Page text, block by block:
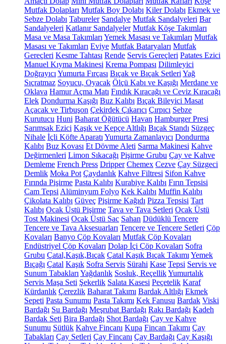
Mutfak Dolapları Mutfak Boy Dolabı Kiler Dolabı Ekmek ve
Sebze Dolabı Tabureler Sandalye Mutfak Sandalyeleri Bar
Sandalyeleri Katlanır Sandalyeler Mutfak Köşe Takımları
Masa ve Masa Takımları Yemek Masası ve Takımları Mutfak
Masası ve Takımları Eviye Mutfak Bataryaları Mutfak
Gereçleri Kesme Tahtası Rende Servis Gereçleri Patates Ezici
Manuel Kıyma Makinesi Krema Pompası Dilimleyici
Doğrayıcı Yumurta Fırçası Bıçak ve Bıçak Setleri Yağ
Sıçratmaz Soyucu, Oyacak Ölçü Kabı ve Kaşığı Merdane ve
Oklava Hamur Açma Matı Fındık Kıracağı ve Ceviz Kıracağı
Elek Dondurma Kaşığı Buz Kalıbı Bıçak Bileyici Masat
Açacak ve Tirbuşon Çekirdek Çıkarıcı Çırpıcı Sebze
Kurutucu Huni Baharat Öğütücü Havan Hamburger Presi
Sarımsak Ezici Kaşık ve Kepçe Altlığı Bıçak Standı Süzgeç
Nihale İçli Köfte Aparatı Yumurta Zamanlayıcı Dondurma
Kalıbı Buz Kovası Et Dövme Aleti Sarma Makinesi Kahve
Değirmenleri Limon Sıkacağı Pişirme Grubu Çay ve Kahve
Demleme French Press Dripper Chemex Cezve Çay Süzgeci
Demlik Moka Pot Çaydanlık Kahve Filtresi Sifon Kahve
Fırında Pişirme Pasta Kalıbı Kurabiye Kalıbı Fırın Tepsisi
Cam Tepsi Alüminyum Folyo Kek Kalıbı Muffin Kalıbı
Çikolata Kalıbı Güveç Pişirme Kağıdı Pizza Tepsisi Tart
Kalıbı Ocak Üstü Pişirme Tava ve Tava Setleri Ocak Üstü
Tost Makinesi Ocak Üstü Sac Sahan Düdüklü Tencere
Tencere ve Tava Aksesuarları Tencere ve Tencere Setleri Çöp
Kovaları Banyo Çöp Kovaları Mutfak Çöp Kovaları
Endüstriyel Çöp Kovaları Dolap İçi Çöp Kovaları Sofra
Grubu Çatal,Kaşık,Bıçak Çatal Kaşık Bıçak Takımı Yemek
Bıçağı Çatal Kaşık Sofra Servis Sürahi Kase Tepsi Servis ve
Sunum Tabakları Yağdanlık Sosluk, ReçellikYumurtalık
Servis Maşa Seti Şekerlik Salata Kasesi Peçetelik Karaf
Kürdanlık Çerezlik Baharat Takımı Bardak Altlığı Ekmek
Sepeti Pasta Sunumu Pasta Takımı Kek Fanusu Bardak Viski
Bardağı Su Bardağı Meşrubat Bardağı Rakı Bardağı Kadeh
Bardak Seti Bira Bardağı Shot Bardağı Çay ve Kahve
Sunumu Sütlük Kahve Fincanı Kupa Fincan Takımı Çay
Tabakları Çay Setleri Çay Fincanı Çay Bardağı Çay Kaşığı